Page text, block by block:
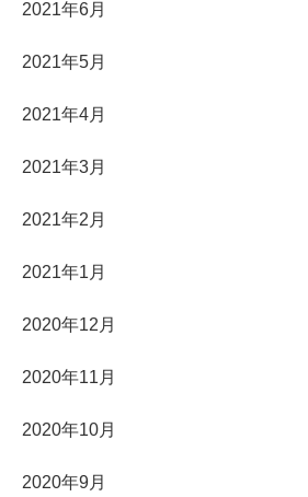
2021年6月
2021年5月
2021年4月
2021年3月
2021年2月
2021年1月
2020年12月
2020年11月
2020年10月
2020年9月